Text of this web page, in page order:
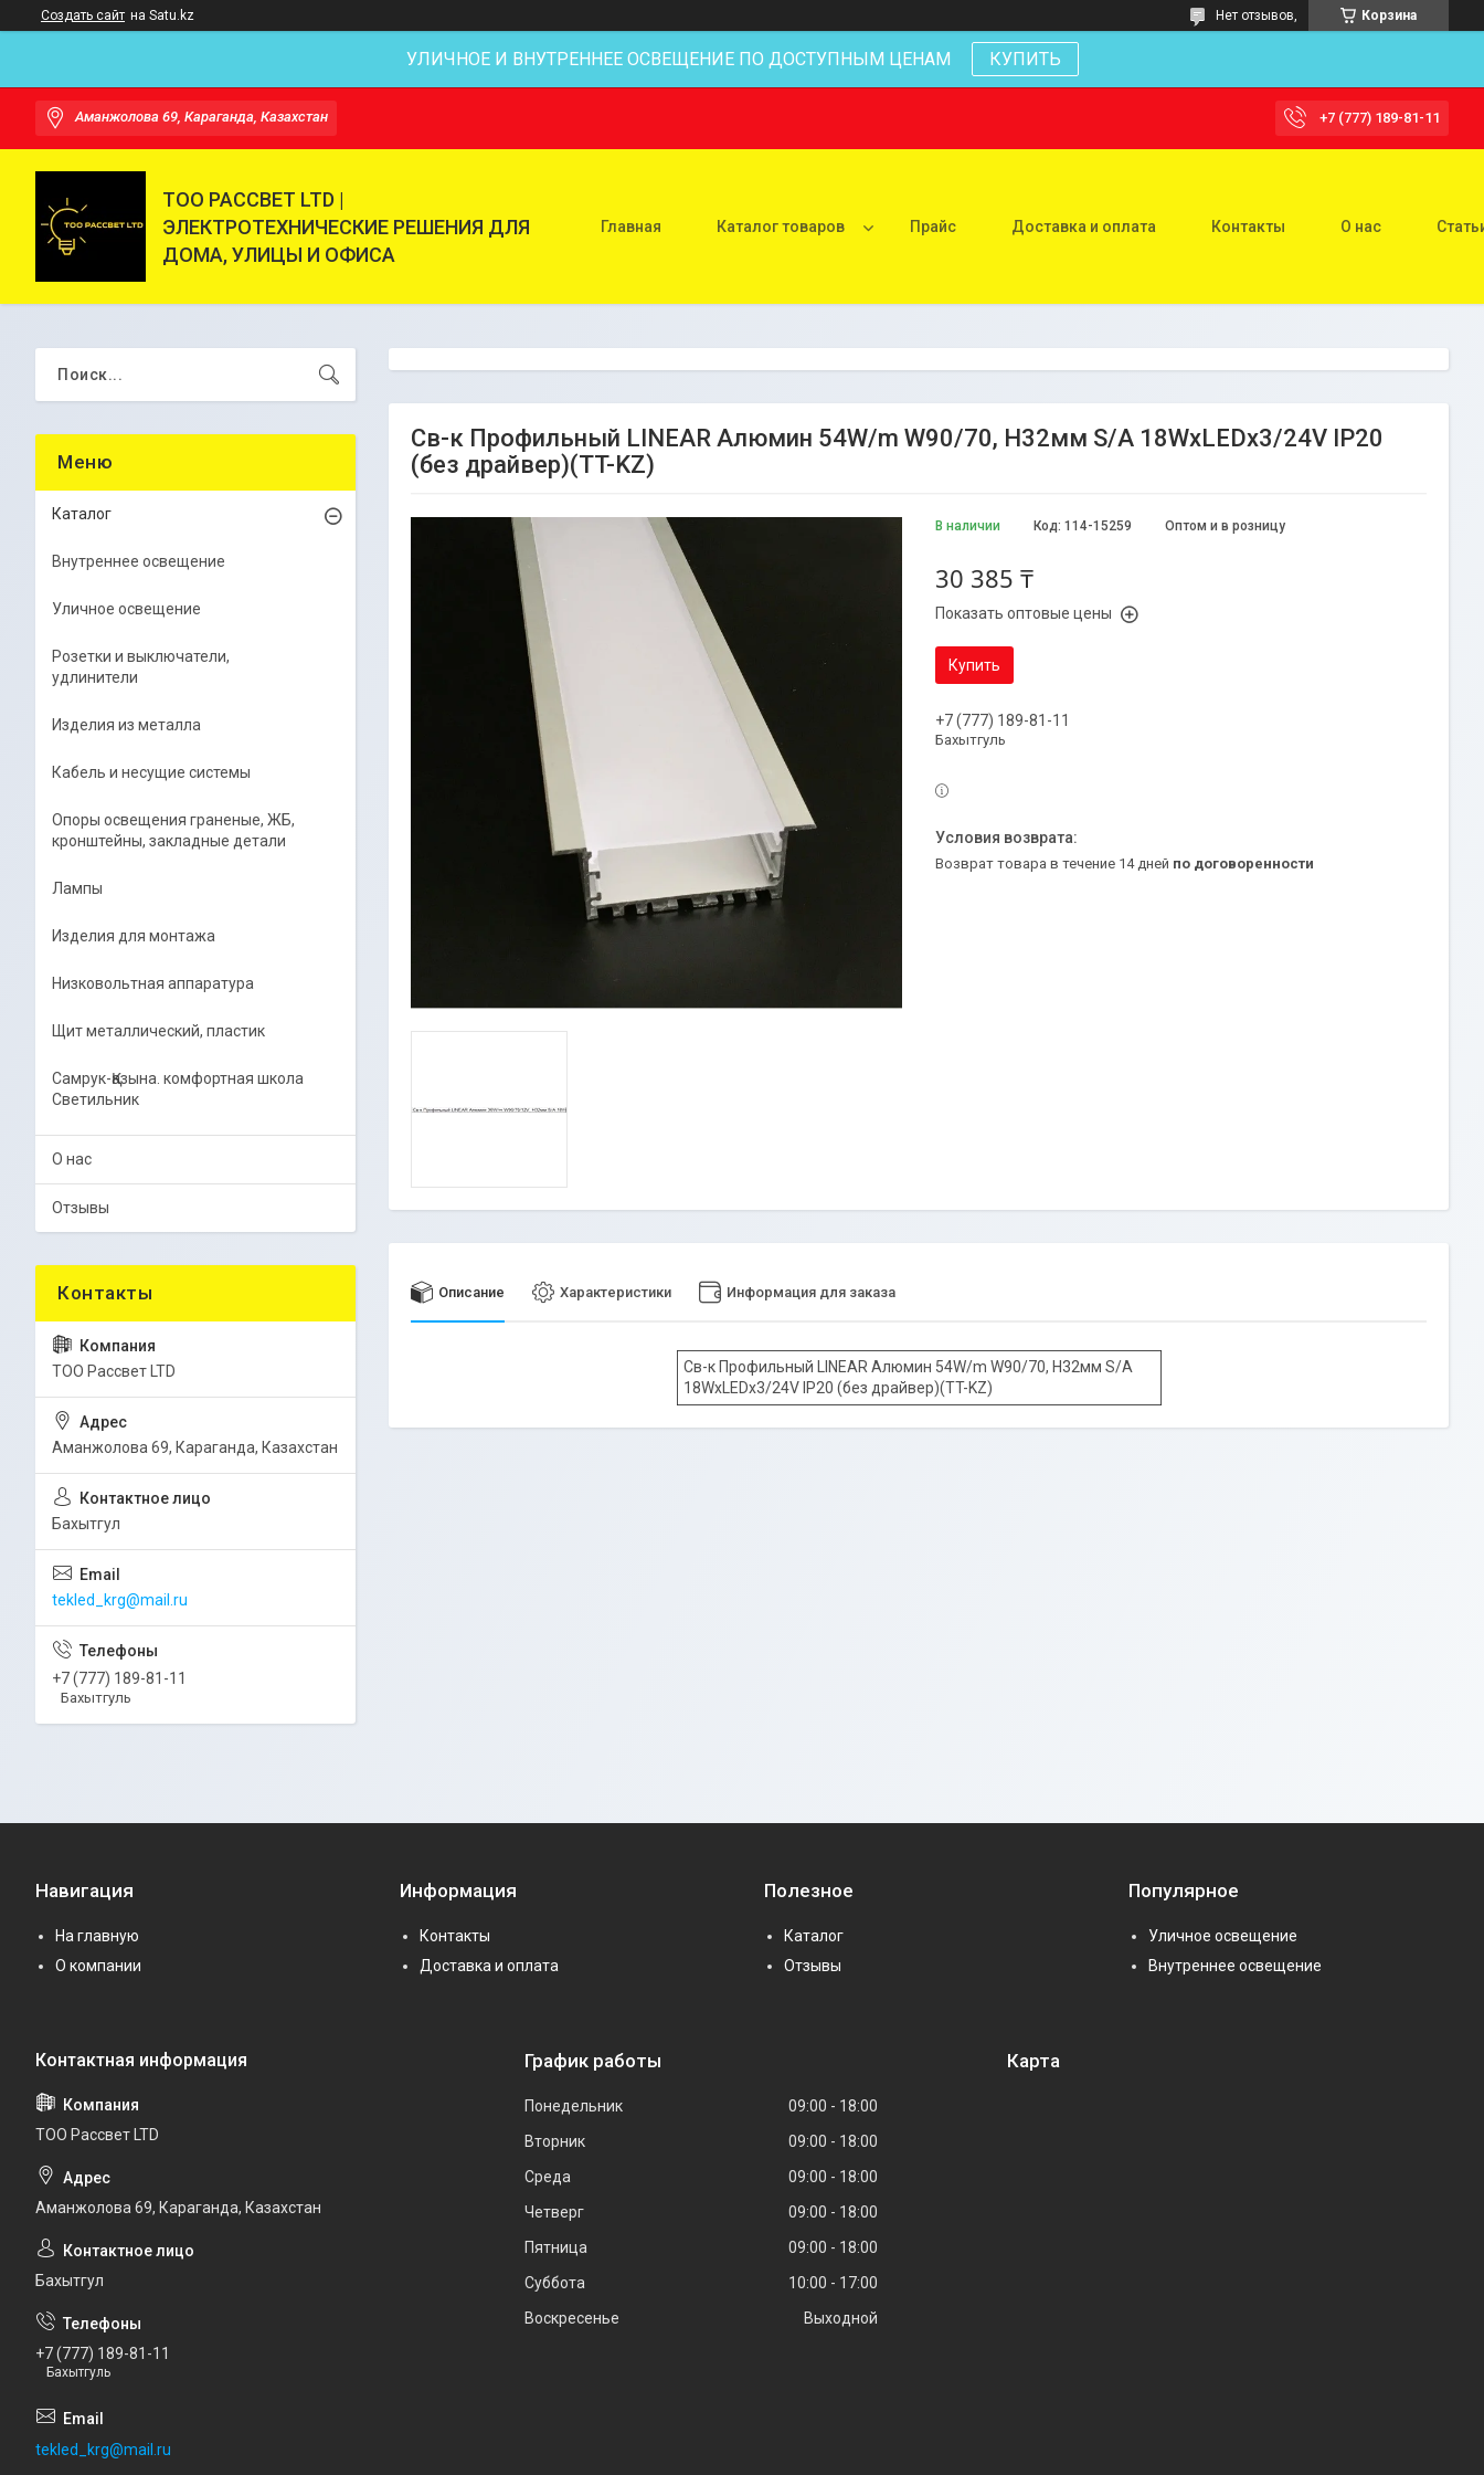
Создать сайт на Satu.kz Корзина
Нет отзывов,
УЛИЧНОЕ И ВНУТРЕННЕЕ ОСВЕЩЕНИЕ ПО ДОСТУПНЫМ ЦЕНАМ КУПИТЬ
Аманжолова 69, Караганда, Казахстан +7 (777) 189-81-11
ТОО РАССВЕТ LTD |
ЭЛЕКТРОТЕХНИЧЕСКИЕ РЕШЕНИЯ ДЛЯ
ДОМА, УЛИЦЫ И ОФИСА
Главная Каталог товаров Прайс Доставка и оплата Контакты О нас
Св-к Профильный LINEAR Алюмин 54W/m W90/70, H32мм S/A 18WxLEDx3/24V IP20
(без драйвер)(TT-KZ)
В наличии Оптом и в розницу
Код: 114-15259
30 385 ₸
Показать оптовые цены
Купить
+7 (777) 189-81-11
Бахытгуль
возврат товара в течение 14 дней по договоренности
Описание Характеристики Информация для заказа
Св-к Профильный LINEAR Алюмин 54W/m W90/70, H32мм S/A
18WxLEDx3/24V IP20 (без драйвер)(TT-KZ)
Каталог
Внутреннее освещение
Уличное освещение
Розетки и выключатели,
удлинители
Изделия из металла
Кабель и несущие системы
Опоры освещения граненые, ЖБ,
кронштейны, закладные детали
Лампы
Изделия для монтажа
Низковольтная аппаратура
Щит металлический, пластик
Самрук-Қазына. комфортная школа
Светильник
О нас
Отзывы
ТОО Рассвет LTD
Аманжолова 69, Караганда, Казахстан
Бахытгул
tekled_krg@mail.ru
+7 (777) 189-81-11
Бахытгуль
Навигация
На главную
О компании
Информация
Контакты
Доставка и оплата
Полезное
Каталог
Отзывы
Популярное
Уличное освещение
Внутреннее освещение
ТОО Рассвет LTD
Аманжолова 69, Караганда, Казахстан
Бахытгул
+7 (777) 189-81-11
Бахытгуль
tekled_krg@mail.ru
График работы
Понедельник 09:00
18:00
Вторник
09:00
18:00
Среда
09:00
18:00
Четверг
09:00
18:00
Пятница
09:00
18:00
Суббота
10:00
17:00
Воскресенье
Выходной
Карта